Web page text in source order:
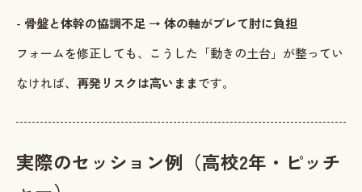
- 骨盤と体幹の協調不足 → 体の軸がブレて肘に負担
フォームを修正しても、こうした「動きの土台」が整ってい
なければ、 再発リスクは高いままです。
実際のセッション例（高校2年・ピッチ